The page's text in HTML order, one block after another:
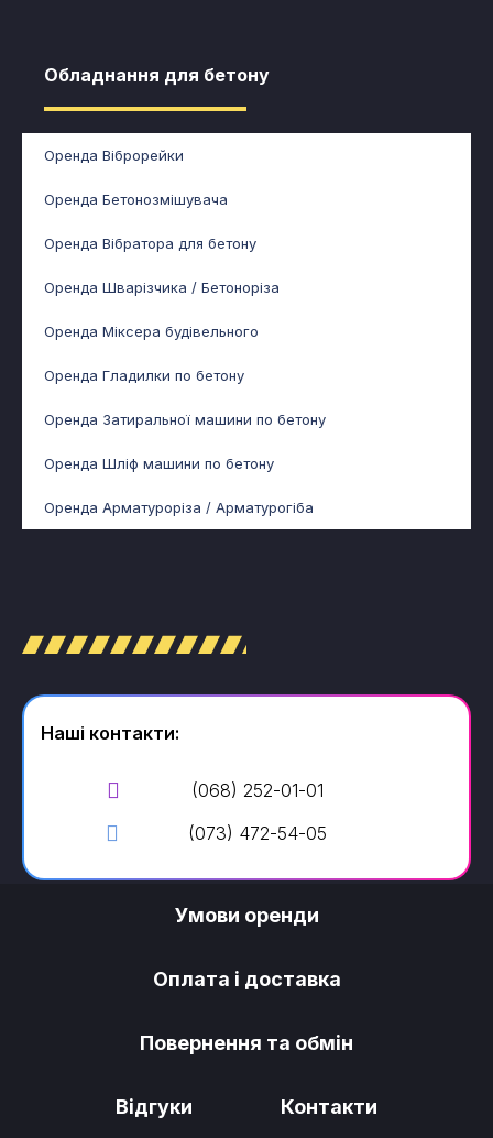
Обладнання для бетону​
Оренда Віброрейки
Оренда Бетонозмішувача
Оренда Вібратора для бетону
Оренда Шварізчика / Бетоноріза
Оренда Міксера будівельного
Оренда Гладилки по бетону
Оренда Затиральної машини по бетону
Оренда Шліф машини по бетону
Оренда Арматуроріза / Арматурогіба
Наші контакти:
(068) 252-01-01
(073) 472-54-05
Умови оренди
Оплата і доставка
Повернення та обмін
Відгуки Контакти